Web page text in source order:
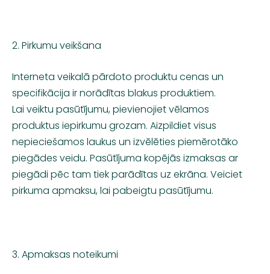
2. Pirkumu veikšana
Interneta veikalā pārdoto produktu cenas un
specifikācija ir norādītas blakus produktiem.
Lai veiktu pasūtījumu, pievienojiet vēlamos
produktus iepirkumu grozam. Aizpildiet visus
nepieciešamos laukus un izvēlēties piemērotāko
piegādes veidu. Pasūtījuma kopējās izmaksas ar
piegādi pēc tam tiek parādītas uz ekrāna. Veiciet
pirkuma apmaksu, lai pabeigtu pasūtījumu.
3. Apmaksas noteikumi